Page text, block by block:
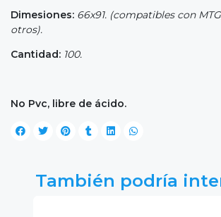
Dimesiones: 66x91. (compatibles con
otros).
Cantidad: 100.
No Pvc, libre de ácido.
También podría